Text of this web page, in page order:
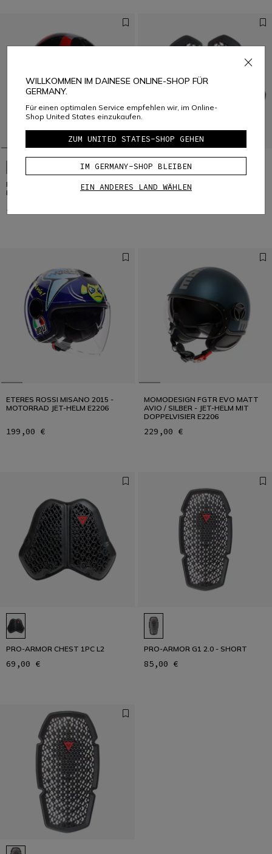
ETERES AGV E2206 - CAMOGLI
BLACK/RED/PURPLE
159,00 €
PRO-ARMOR CHEST 2 PCS 2.0
ETERES ROSSI MISANO 2015 -
MOTORRAD JET-HELM E2206
199,00 €
MOMODESIGN FGTR EVO MATT
AVIO / SILBER - JET-HELM MIT
DOPPELVISIER E2206
229,00 €
PRO-ARMOR CHEST 1PC L2
69,00 €
PRO-ARMOR G1 2.0 - SHORT
85,00 €
WILLKOMMEN IM DAINESE ONLINE-SHOP FÜR
GERMANY.
Für einen optimalen Service empfehlen wir, im Online-
Shop United States einzukaufen.
ZUM UNITED STATES-SHOP GEHEN
IM GERMANY-SHOP BLEIBEN
EIN ANDERES LAND WÄHLEN